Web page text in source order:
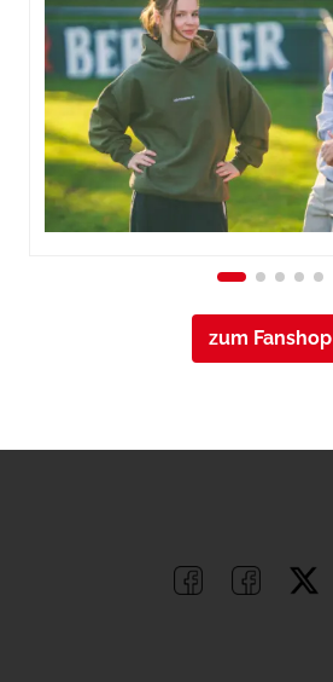
zum Fanshop